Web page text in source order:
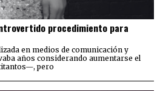
procedimiento para
en medios de comunicación y
años considerando aumentarse el
pero